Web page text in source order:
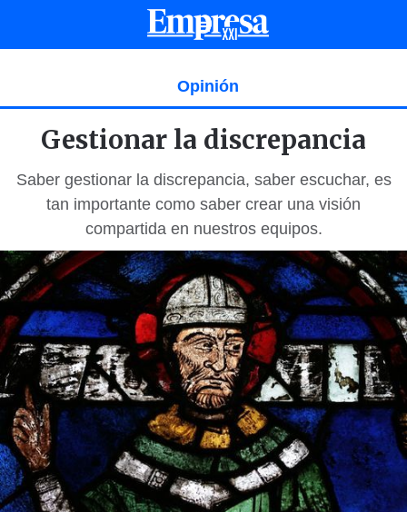
Opinión
Gestionar la discrepancia
Saber gestionar la discrepancia, saber escuchar, es
tan importante como saber crear una visión
compartida en nuestros equipos.